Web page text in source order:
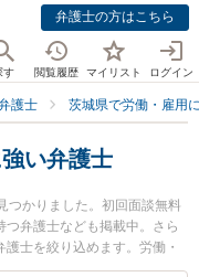
弁護士の方はこちら
す 閲覧履歴 マイリスト ログイン
護士 茨城県で労働・雇用
い弁護士
つかりました。初回面談無料
弁護士なども掲載中。さら
士を絞り込めます。労働・
の細かな分野での絞り込み検